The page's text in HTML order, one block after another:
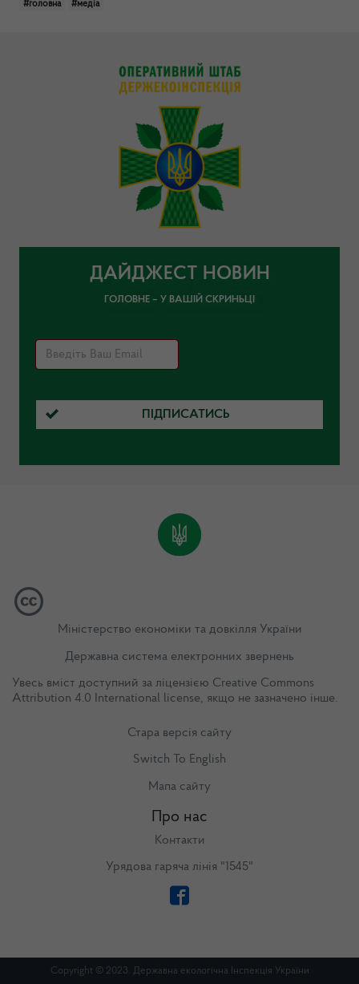
#головна #медіа
ДАЙДЖЕСТ НОВИН
ГОЛОВНЕ – У ВАШІЙ СКРИНЬЦІ
ПІДПИСАТИСЬ
Міністерство економіки та довкілля України
Державна система електронних звернень
Увесь вміст доступний за ліцензією Creative Commons
Attribution 4.0 International license, якщо не зазначено інше.
Стара версія сайту
Switch To English
Мапа сайту
Про нас
Контакти
Урядова гаряча лінія "1545"
Copyright © 2023. Державна екологічна Інспекція України